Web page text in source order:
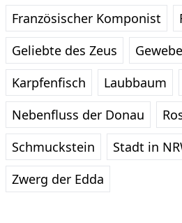
Französischer Komponist
Geliebte des Zeus
Karpfenfisch
Laubbaum
Nebenfluss der Donau
Schmuckstein
Stadt in
Zwerg der Edda